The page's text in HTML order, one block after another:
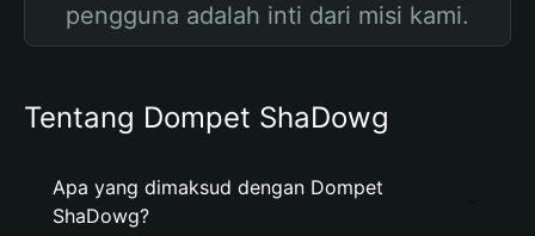
pengguna adalah inti dari misi kami.
Tentang Dompet ShaDowg
Apa yang dimaksud dengan Dompet
ShaDowg?